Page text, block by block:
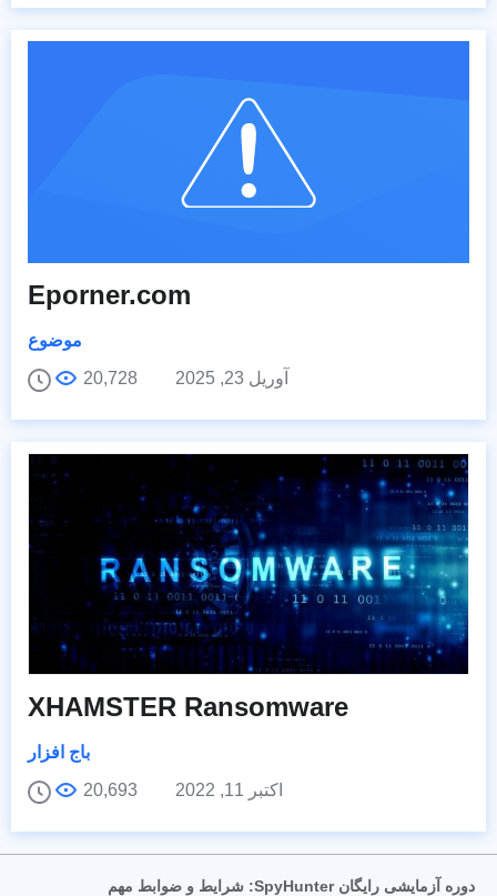
Eporner.com
موضوع
آوریل 23, 2025
20,728
XHAMSTER Ransomware
باج افزار
اکتبر 11, 2022
20,693
دوره آزمایشی رایگان SpyHunter: شرایط و ضوابط مهم